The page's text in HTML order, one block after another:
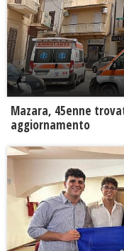
Mazara, 45enne
aggiornamento